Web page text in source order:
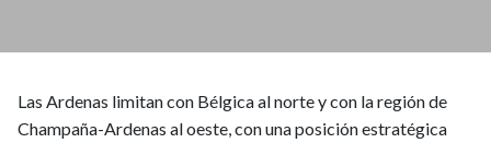
Las Ardenas limitan con Bélgica al norte y con la región de
Champaña-Ardenas al oeste, con una posición estratégica